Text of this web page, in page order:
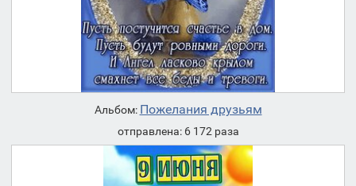
Альбом: Пожелания друзьям
отправлена: 6 172 раза